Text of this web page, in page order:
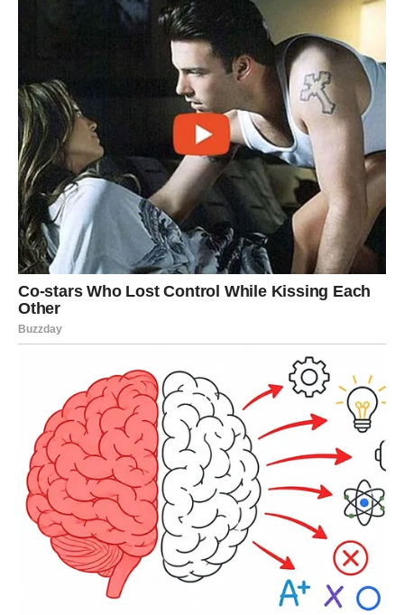
pokazuje kakodobrota i briga — bilo prema ljudima,
bilo prema sebi — imaju moć mijenjati stvari nabolje
Onaj koji je pružio pomoć dobio je neočekivanu zahvalnost,
a oni koji brinu o sebi mogu pronaći rješenje u
jednostavnim, prirodnim metodama koje su provjerene i
učinkovite.
Oglasi